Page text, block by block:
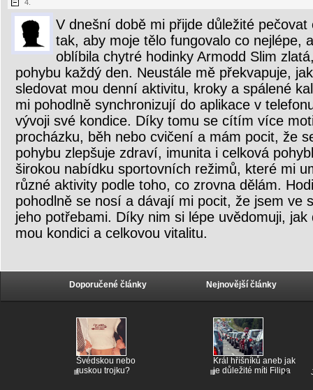
4.
V dnešní době mi přijde důležité
tak, aby moje tělo fungovalo co nejlépe,
oblíbila chytré hodinky Armodd Slim
pohybu každý den. Neustále mě překvapuje,
sledovat mou denní aktivitu, kroky a spálené
mi pohodlně synchronizují do aplikace v
vývoji své kondice. Díky tomu se cítím více
procházku, běh nebo cvičení a mám pocit, že
pohybu zlepšuje zdraví, imunita i celková
širokou nabídku sportovních režimů, které mi
různé aktivity podle toho, co zrovna dělám.
pohodlně se nosí a dávají mi pocit, že jsem ve
jeho potřebami. Díky nim si lépe uvědomuji,
mou kondici a celkovou vitalitu.
Doporučené články
Švédskou nebo
ruskou trojku?
Nejnovější články
Král hříšníků aneb jak
je důležité míti Filipa